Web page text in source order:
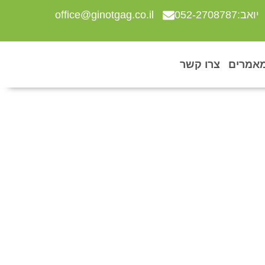
יואב:052-2708787 office@ginotgag.co.il
צרו קשר